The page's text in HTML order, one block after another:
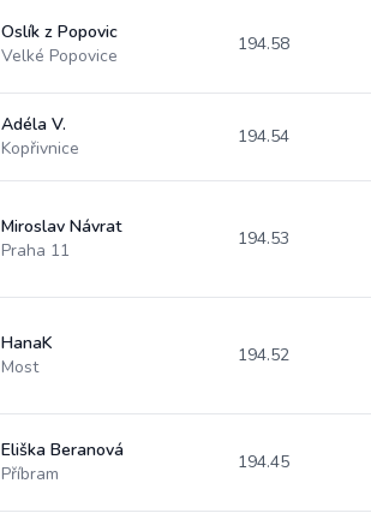
Oslík z Popovic
Velké Popovice
194.58
Adéla V.
Kopřivnice
194.54
Miroslav Návrat
Praha 11
194.53
HanaK
Most
194.52
Eliška Beranová
Příbram
194.45